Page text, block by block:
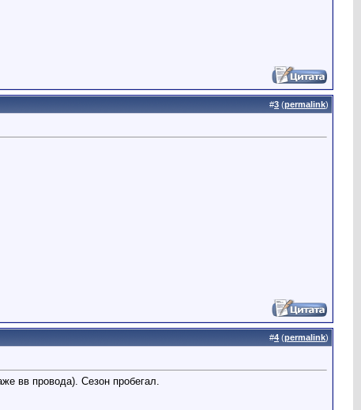
#3 (permalink)
#4 (permalink)
вв провода). Сезон пробегал.